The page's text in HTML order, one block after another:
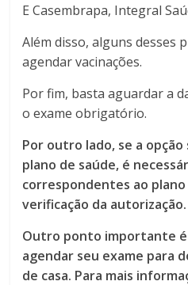
E Casembrapa, Integral
Além disso, alguns desses
agendar vacinações.
Por fim, basta aguardar a
o exame obrigatório.
Por outro lado, se a
plano de saúde, é
correspondentes ao
verificação da autorização.
Outro ponto importante é
agendar seu exame para
de casa. Para mais